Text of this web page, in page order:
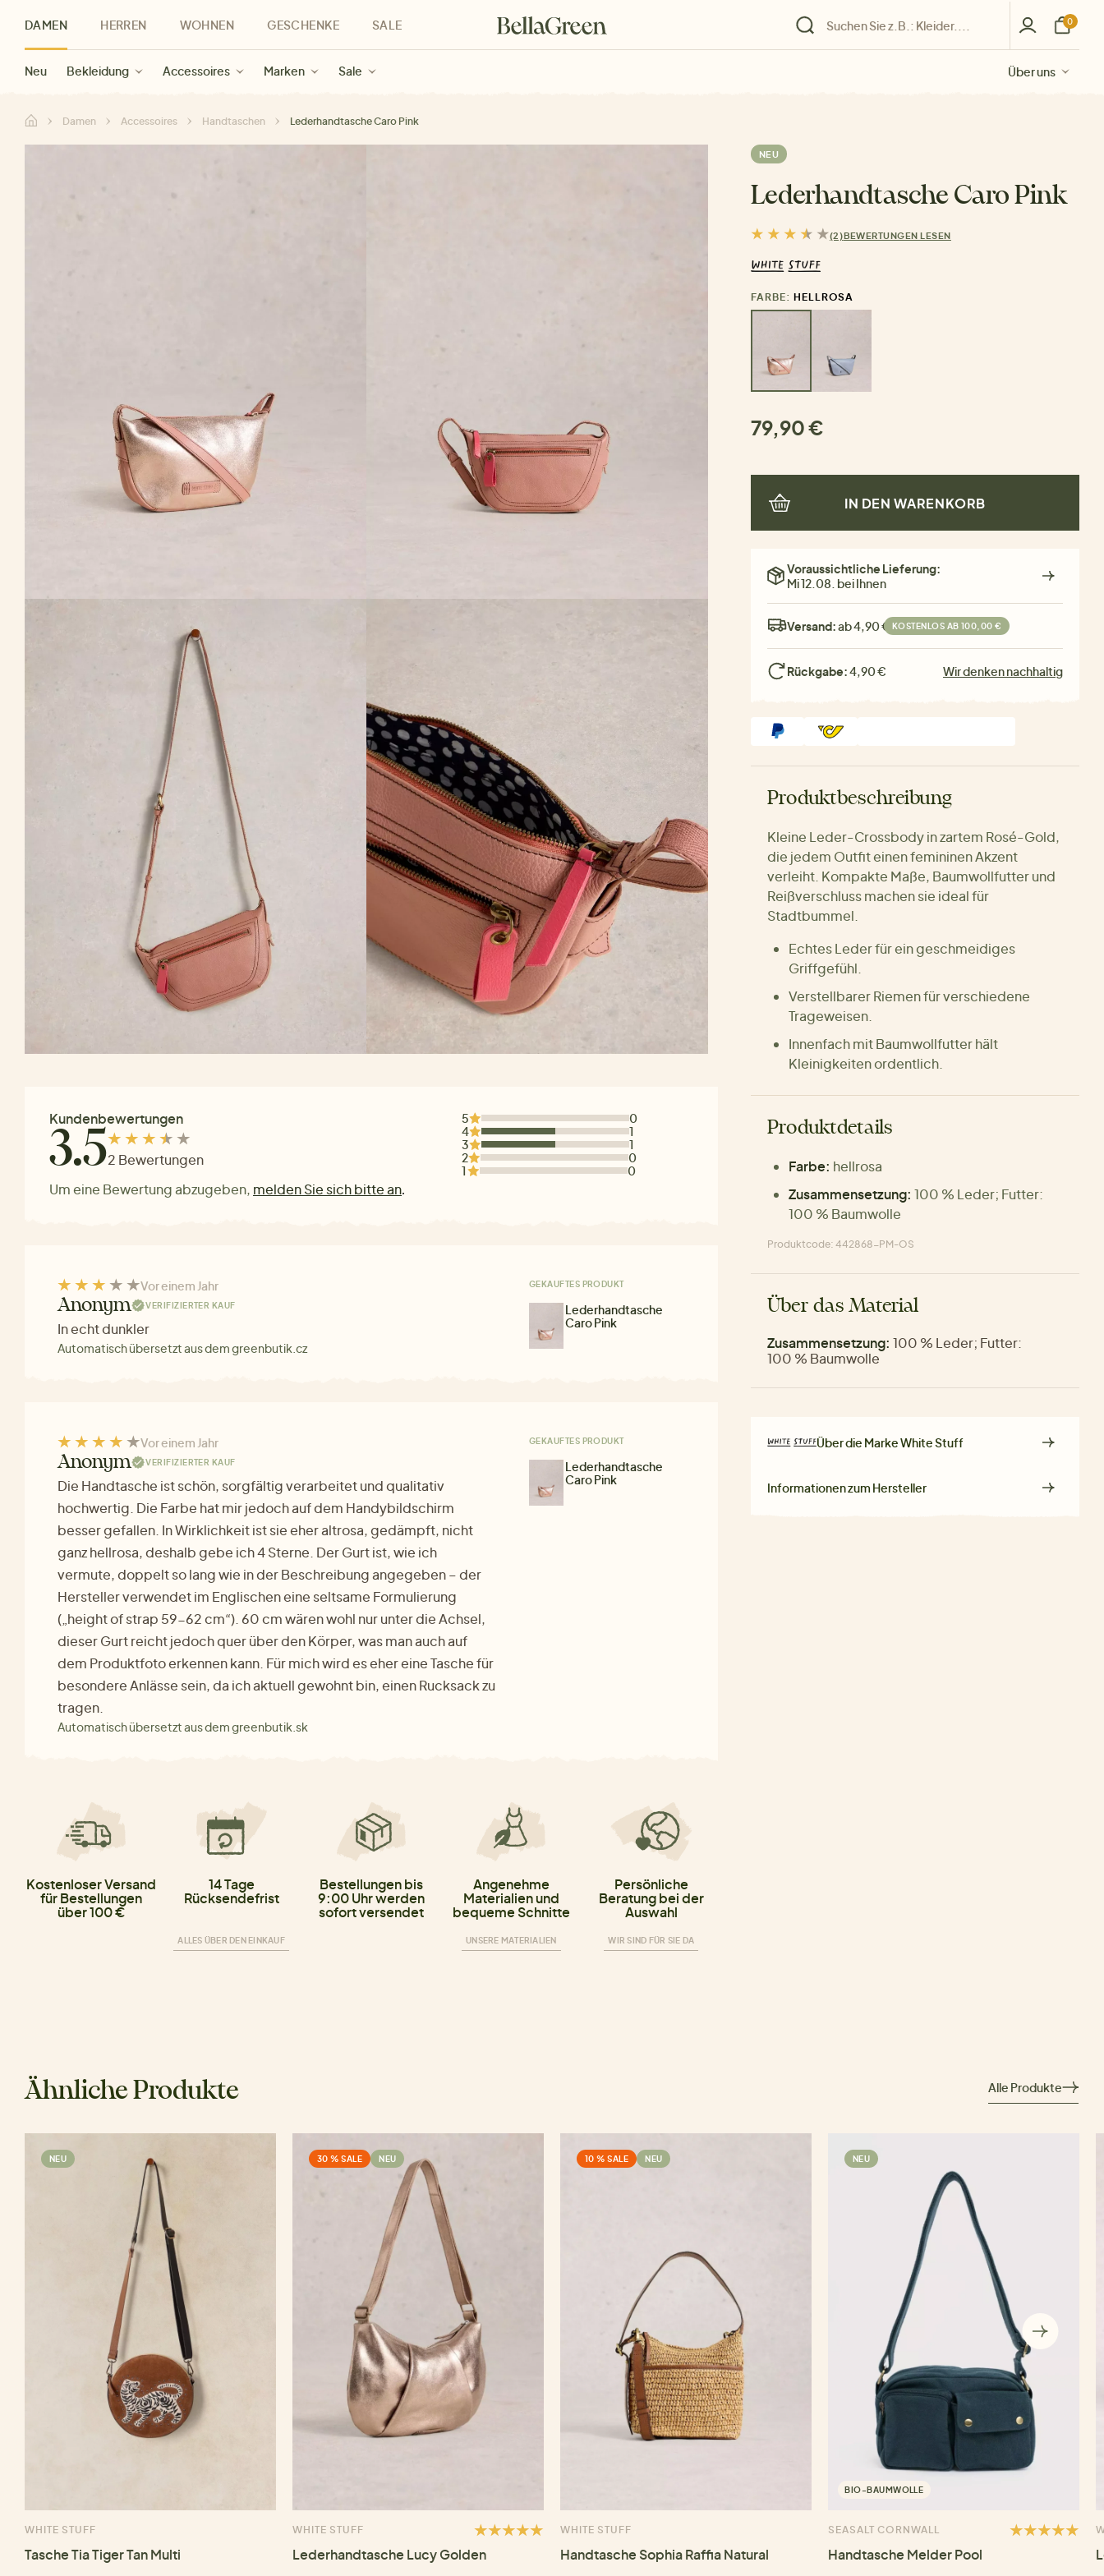
DAMEN
Neu Bekleidung Accessoires Marken Sale Über uns
HERREN
Herren Neu Bekleidung Marken Sale Über uns
WOHNEN
Kategorien Marken Sale Über uns
GESCHENKE
Geschenke für Frauen Geschenke für Männer Geschenke für Kinder Über uns
SALE
Sale Damen Sale Herren Über uns
0
Damen Accessoires Handtaschen Lederhandtasche Caro Pink
Kundenbewertungen
3.52 Bewertungen
Um eine Bewertung abzugeben, melden Sie sich bitte an.
5
0
4
1
3
1
2
0
1
0
Vor einem Jahr
Anonym VERIFIZIERTER KAUF
In echt dunkler
Automatisch übersetzt aus dem greenbutik.cz
GEKAUFTES PRODUKT
Lederhandtasche
Caro Pink
Vor einem Jahr
Anonym VERIFIZIERTER KAUF
Die Handtasche ist schön, sorgfältig verarbeitet und qualitativ
hochwertig. Die Farbe hat mir jedoch auf dem Handybildschirm
besser gefallen. In Wirklichkeit ist sie eher altrosa, gedämpft, nicht
ganz hellrosa, deshalb gebe ich 4 Sterne. Der Gurt ist, wie ich
vermute, doppelt so lang wie in der Beschreibung angegeben – der
Hersteller verwendet im Englischen eine seltsame Formulierung
(„height of strap 59-62 cm“). 60 cm wären wohl nur unter die Achsel,
dieser Gurt reicht jedoch quer über den Körper, was man auch auf
dem Produktfoto erkennen kann. Für mich wird es eher eine Tasche für
besondere Anlässe sein, da ich aktuell gewohnt bin, einen Rucksack zu
tragen.
Automatisch übersetzt aus dem greenbutik.sk
GEKAUFTES PRODUKT
Lederhandtasche
Caro Pink
Kostenloser Versand
für Bestellungen
über 100 €
14 Tage
Rücksendefrist
ALLES ÜBER DEN EINKAUF
Bestellungen bis
9:00 Uhr werden
sofort versendet
Angenehme
Materialien und
bequeme Schnitte
UNSERE MATERIALIEN
Persönliche
Beratung bei der
Auswahl
WIR SIND FÜR SIE DA
NEU
Lederhandtasche Caro Pink
(2)BEWERTUNGEN LESEN
FARBE: HELLROSA
79,90 €
IN DEN WARENKORB
Voraussichtliche Lieferung:
Mi 12.08. bei Ihnen
Versand:ab 4,90 € KOSTENLOS AB 100,00 €
Rückgabe:4,90 € Wir denken nachhaltig
Produktbeschreibung
Kleine Leder-Crossbody in zartem Rosé-Gold,
die jedem Outfit einen femininen Akzent
verleiht. Kompakte Maße, Baumwollfutter und
Reißverschluss machen sie ideal für
Stadtbummel.
Echtes Leder für ein geschmeidiges
Griffgefühl.
Verstellbarer Riemen für verschiedene
Trageweisen.
Innenfach mit Baumwollfutter hält
Kleinigkeiten ordentlich.
Produktdetails
Farbe: hellrosa
Zusammensetzung: 100 % Leder; Futter:
100 % Baumwolle
Produktcode: 442868-PM-OS
Über das Material
Zusammensetzung: 100 % Leder; Futter:
100 % Baumwolle
Über die MarkeWhite Stuff
Informationen zum Hersteller
Ähnliche Produkte Alle Produkte
NEU
WHITE STUFF
Tasche Tia Tiger Tan Multi
30 % SALE NEU
WHITE STUFF
Lederhandtasche Lucy Golden
10 % SALE NEU
WHITE STUFF
Handtasche Sophia Raffia Natural
NEU
BIO-BAUMWOLLE
SEASALT CORNWALL
Handtasche Melder Pool